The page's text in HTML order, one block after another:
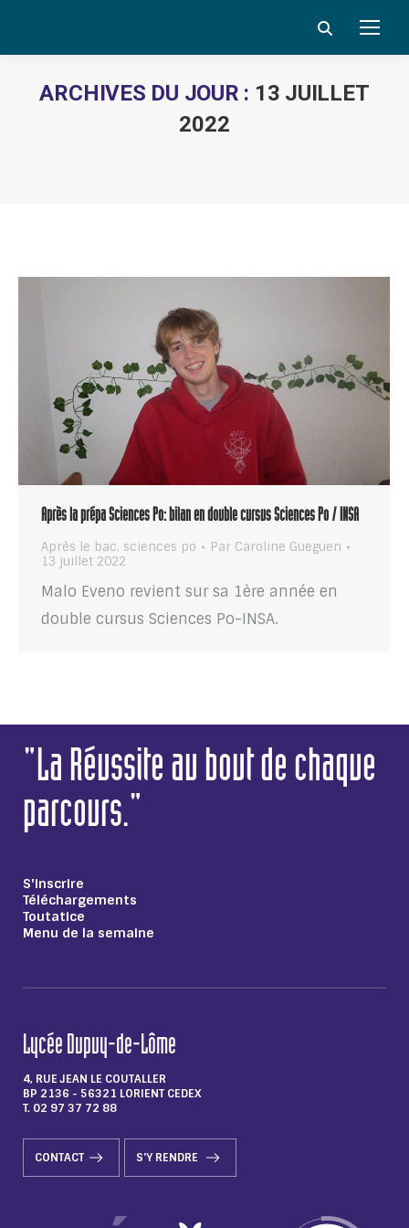
Search:
ARCHIVES DU JOUR : 13 JUILLET
2022
Après la prépa Sciences Po: bilan en double cursus Sciences Po / INSA
Après le bac, sciences po Par Caroline Gueguen
13 juillet 2022
Malo Eveno revient sur sa 1ère année en
double cursus Sciences Po-INSA.
"La Réussite au bout de chaque
parcours."
S'inscrire
Téléchargements
Toutatice
Menu de la semaine
Lycée Dupuy-de-Lôme
4, RUE JEAN LE COUTALLER
BP 2136 - 56321 LORIENT CEDEX
T. 02 97 37 72 88
CONTACT S'Y RENDRE